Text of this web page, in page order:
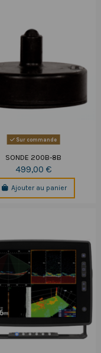
Sur commande
SONDE 200B-8B
499,00 €
Ajouter au panier